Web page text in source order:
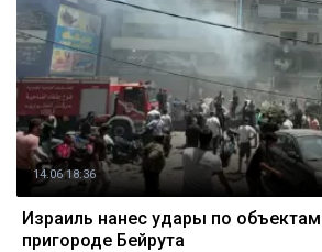
14.06 18:36
Израиль нанес удары по объектам
пригороде Бейрута